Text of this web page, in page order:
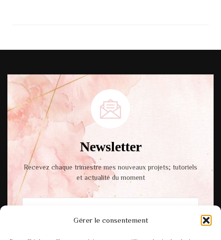
Gérer le consentement
Newsletter
Recevez chaque trimestre mes nouveaux projets; tutoriels
et actualité du moment